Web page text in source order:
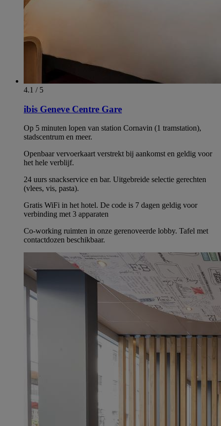
4.1 / 5
ibis Geneve Centre Gare
Op 5 minuten lopen van station Cornavin (1 tramstation),
stadscentrum en meer.
Openbaar vervoerkaart verstrekt bij aankomst en geldig voor
het hele verblijf.
24 uurs snackservice en bar. Uitgebreide selectie gerechten
(vlees, vis, pasta).
Gratis WiFi in het hotel. De code is 7 dagen geldig voor
verbinding met 3 apparaten
Co-working ruimten in onze gerenoveerde lobby. Tafel met
contactdozen beschikbaar.